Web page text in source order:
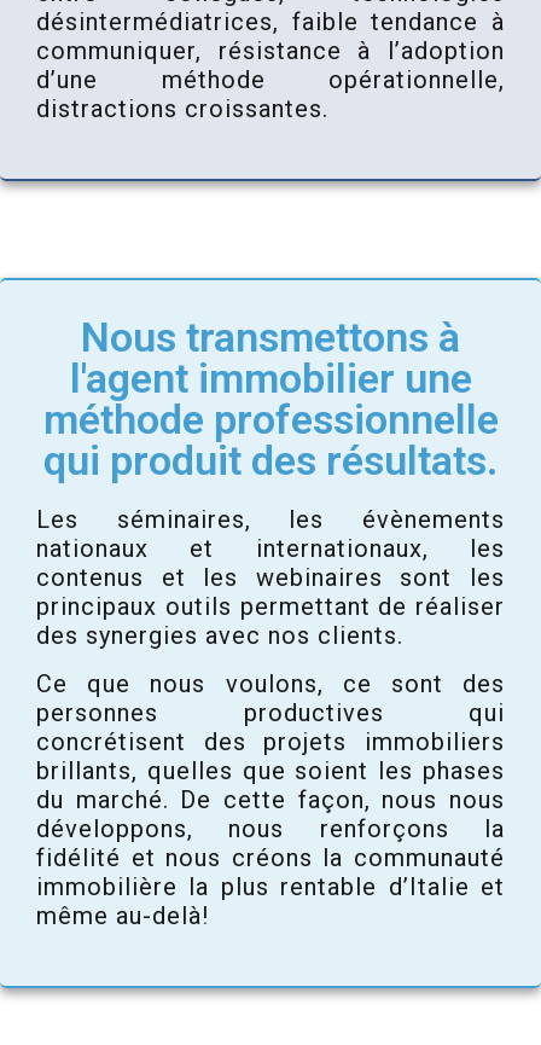
désintermédiatrices, faible tendance à
communiquer, résistance à l’adoption
d’une méthode opérationnelle,
distractions croissantes.
Nous transmettons à
l'agent immobilier une
méthode professionnelle
qui produit des résultats.
Les séminaires, les évènements
nationaux et internationaux, les
contenus et les webinaires sont les
principaux outils permettant de réaliser
des synergies avec nos clients.
Ce que nous voulons, ce sont des
personnes productives qui
concrétisent des projets immobiliers
brillants, quelles que soient les phases
du marché. De cette façon, nous nous
développons, nous renforçons la
fidélité et nous créons la communauté
immobilière la plus rentable d’Italie et
même au-delà!